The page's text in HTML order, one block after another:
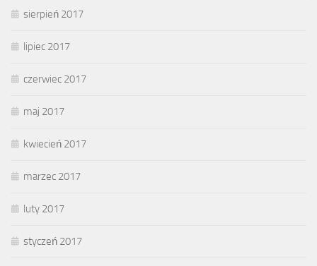
sierpień 2017
lipiec 2017
czerwiec 2017
maj 2017
kwiecień 2017
marzec 2017
luty 2017
styczeń 2017